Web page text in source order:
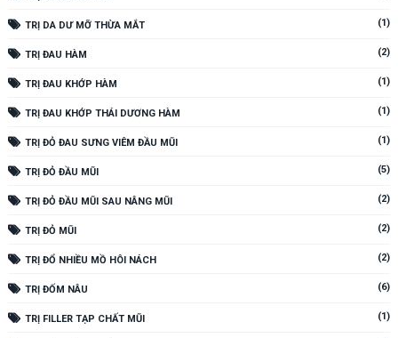
TRỊ DA DƯ MỠ THỪA MẮT (1)
TRỊ ĐAU HÀM (2)
TRỊ ĐAU KHỚP HÀM (1)
TRỊ ĐAU KHỚP THÁI DƯƠNG HÀM (1)
TRỊ ĐỎ ĐAU SƯNG VIÊM ĐẦU MŨI (1)
TRỊ ĐỎ ĐẦU MŨI (5)
TRỊ ĐỎ ĐẦU MŨI SAU NÂNG MŨI (2)
TRỊ ĐỎ MŨI (2)
TRỊ ĐỔ NHIỀU MỒ HÔI NÁCH (2)
TRỊ ĐỐM NÂU (6)
TRỊ FILLER TẠP CHẤT MŨI (1)